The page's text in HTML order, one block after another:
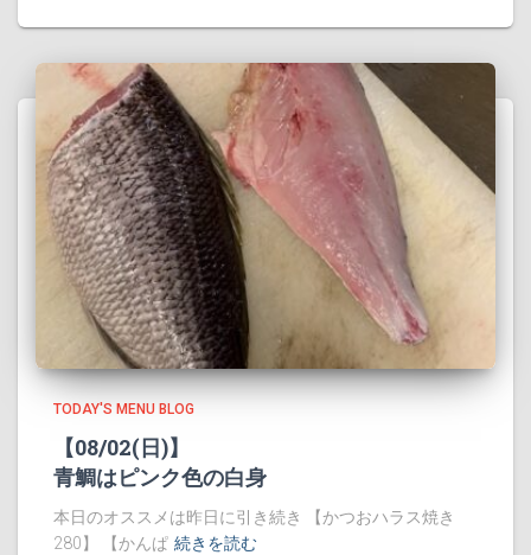
TODAY'S MENU BLOG
【08/02(日)】
青鯛はピンク色の白身
本日のオススメは昨日に引き続き 【かつおハラス焼き
280】 【かんぱ 続きを読む